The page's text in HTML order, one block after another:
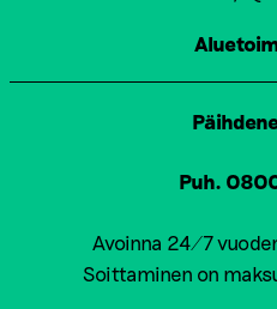
Puh.
Avoinna 24/7
Soittaminen on